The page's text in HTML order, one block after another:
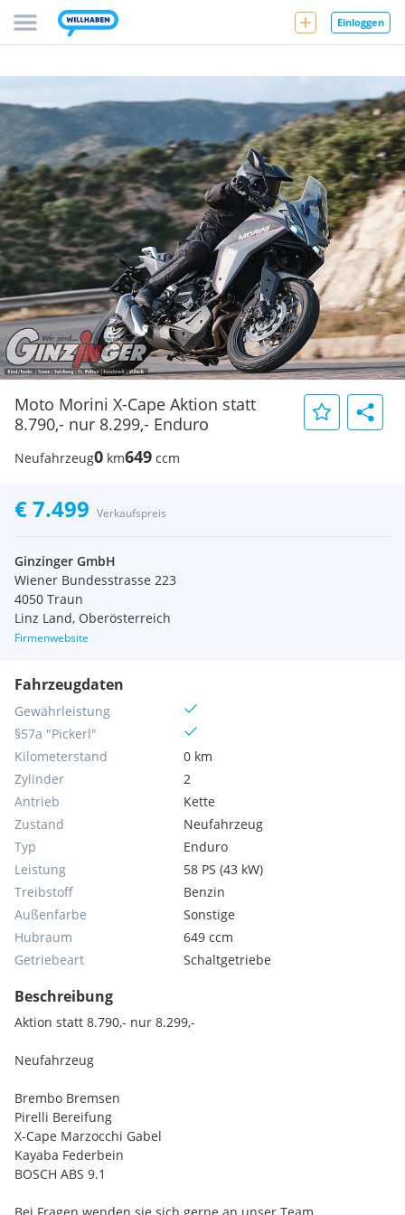
Einloggen
Moto Morini X-Cape Aktion statt
8.790,- nur 8.299,- Enduro
Neufahrzeug0 km649 ccm
€ 7.499 Verkaufspreis
Ginzinger GmbH
Wiener Bundesstrasse 223
4050 Traun
Linz Land, Oberösterreich
Firmenwebsite
Fahrzeugdaten
Gewährleistung
§57a "Pickerl"
Kilometerstand
0 km
Zylinder
2
Antrieb
Kette
Zustand
Neufahrzeug
Typ
Enduro
Leistung
58 PS (43 kW)
Treibstoff
Benzin
Außenfarbe
Sonstige
Hubraum
649 ccm
Getriebeart
Schaltgetriebe
Beschreibung
Aktion statt 8.790,- nur 8.299,-
Neufahrzeug
Brembo Bremsen
Pirelli Bereifung
X-Cape Marzocchi Gabel
Kayaba Federbein
BOSCH ABS 9.1